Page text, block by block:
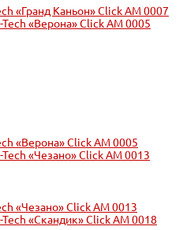
«Гранд Каньон» Click АМ 0007
«Верона» Click АМ 0005
«Чезано» Click АМ 0013